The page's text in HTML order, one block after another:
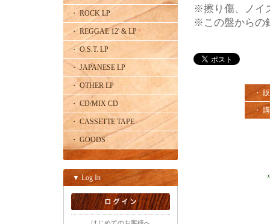
・ ROCK LP
・ REGGAE 12' & LP
・ O.S.T. LP
・ JAPANESE LP
・ OTHER LP
・ CD/MIX CD
・ CASSETTE TAPE
・ GOODS
▼ Log In
※擦り傷、ノイ
※この盤からの
・
・